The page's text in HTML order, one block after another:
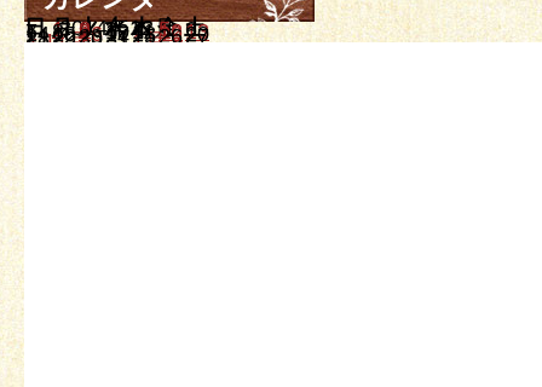
2014年12月
日 月 火 水 木 金 土
« 11月 1月 »
1 2 3 4 5 6
7 8 9 10111213
14151617181920
21222324252627
28293031